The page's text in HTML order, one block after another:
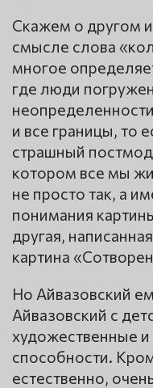
Скажем о другом
смысле слова
многое
где люди
и все границы, то
страшный
котором все мы
не просто так, а
понимания
другая,
картина
Но Айвазовский
Айвазовский с
художественные
способности.
естественно,